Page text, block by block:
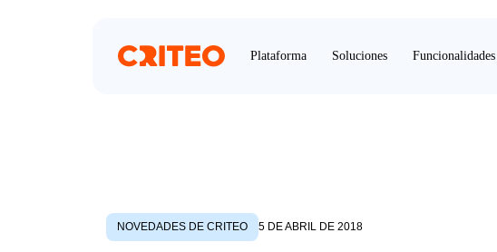
Plataforma Soluciones Funcionalidades
NOVEDADES DE CRITEO 5 DE ABRIL DE 2018